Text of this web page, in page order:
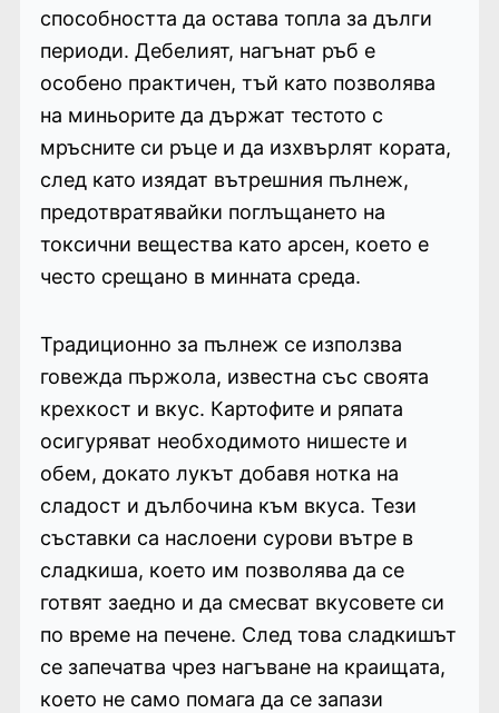
способността да остава топла за дълги
периоди. Дебелият, нагънат ръб е
особено практичен, тъй като позволява
на миньорите да държат тестото с
мръсните си ръце и да изхвърлят кората,
след като изядат вътрешния пълнеж,
предотвратявайки поглъщането на
токсични вещества като арсен, което е
често срещано в минната среда.
Традиционно за пълнеж се използва
говежда пържола, известна със своята
крехкост и вкус. Картофите и ряпата
осигуряват необходимото нишесте и
обем, докато лукът добавя нотка на
сладост и дълбочина към вкуса. Тези
съставки са наслоени сурови вътре в
сладкиша, което им позволява да се
готвят заедно и да смесват вкусовете си
по време на печене. След това сладкишът
се запечатва чрез нагъване на краищата,
което не само помага да се запази